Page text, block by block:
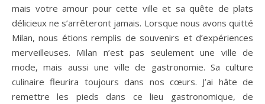
mais votre amour pour cette ville et sa quête de plats
délicieux ne s’arrêteront jamais. Lorsque nous avons quitté
Milan, nous étions remplis de souvenirs et d’expériences
merveilleuses. Milan n’est pas seulement une ville de
mode, mais aussi une ville de gastronomie. Sa culture
culinaire fleurira toujours dans nos cœurs. J’ai hâte de
remettre les pieds dans ce lieu gastronomique, de